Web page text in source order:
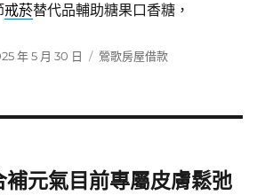
戒菸替代品輔助糖果口香糖，
年 5 月 30 日
分
鶯歌房屋借款
補元氣目前專屬皮膚鬆弛